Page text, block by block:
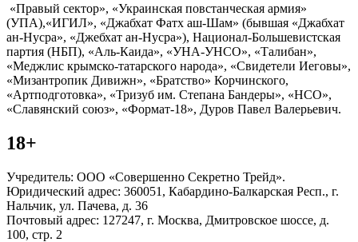
«Правый сектор», «Украинская повстанческая армия»
(УПА),«ИГИЛ», «Джабхат Фатх аш-Шам» (бывшая «Джабхат
ан-Нусра», «Джебхат ан-Нусра»), Национал-Большевистская
партия (НБП), «Аль-Каида», «УНА-УНСО», «Талибан»,
«Меджлис крымско-татарского народа», «Свидетели Иеговы»,
«Мизантропик Дивижн», «Братство» Корчинского,
«Артподготовка», «Тризуб им. Степана Бандеры», «НСО»,
«Славянский союз», «Формат-18», Дуров Павел Валерьевич.
18+
Учредитель: ООО «Совершенно Секретно Трейд».
Юридический адрес: 360051, Кабардино-Балкарская Респ., г.
Нальчик, ул. Пачева, д. 36
Почтовый адрес: 127247, г. Москва, Дмитровское шоссе, д.
100, стр. 2